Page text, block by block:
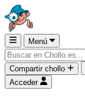
Menú
Compartir chollo
Acceder